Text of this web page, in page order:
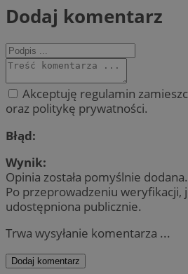
Dodaj komentarz
Akceptuję regulamin
oraz politykę prywatności.
Błąd:
Wynik:
Opinia została pomyślnie dodana.
Po przeprowadzeniu weryfikacji,
udostępniona publicznie.
Trwa wysyłanie komentarza ...
Dodaj komentarz